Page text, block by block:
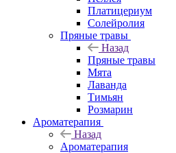
Платицериум
Солейролия
Пряные травы
Назад
Пряные травы
Мята
Лаванда
Тимьян
Розмарин
Ароматерапия
Назад
Ароматерапия